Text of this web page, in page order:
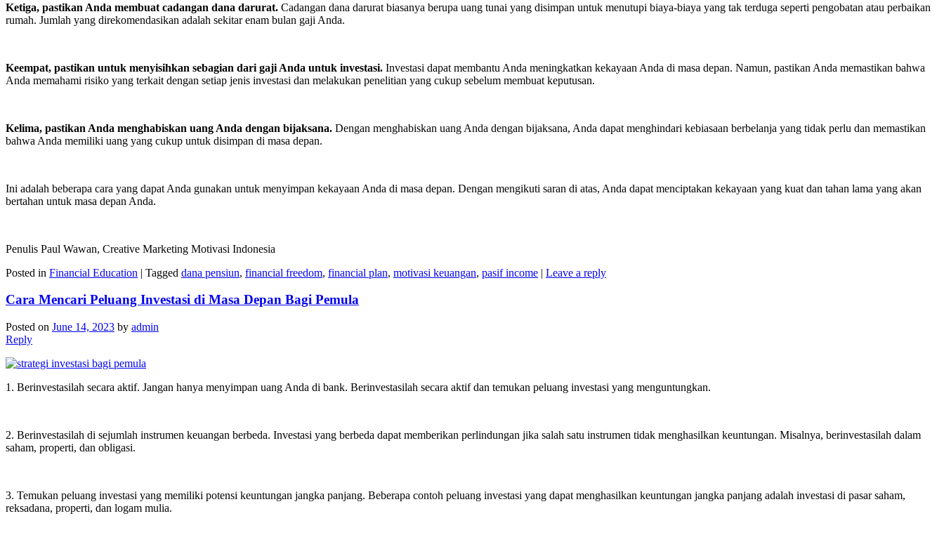
Ketiga, pastikan Anda membuat cadangan dana darurat. Cadangan dana darurat biasanya berupa uang tunai yang disimpan untuk menutupi biaya-biaya yang tak terduga seperti pengobatan atau perbaikan
rumah. Jumlah yang direkomendasikan adalah sekitar enam bulan gaji Anda.
Keempat, pastikan untuk menyisihkan sebagian dari gaji Anda untuk investasi. Investasi dapat membantu Anda meningkatkan kekayaan Anda di masa depan. Namun, pastikan Anda memastikan bahwa
Anda memahami risiko yang terkait dengan setiap jenis investasi dan melakukan penelitian yang cukup sebelum membuat keputusan.
Kelima, pastikan Anda menghabiskan uang Anda dengan bijaksana. Dengan menghabiskan uang Anda dengan bijaksana, Anda dapat menghindari kebiasaan berbelanja yang tidak perlu dan memastikan
bahwa Anda memiliki uang yang cukup untuk disimpan di masa depan.
Ini adalah beberapa cara yang dapat Anda gunakan untuk menyimpan kekayaan Anda di masa depan. Dengan mengikuti saran di atas, Anda dapat menciptakan kekayaan yang kuat dan tahan lama yang akan
bertahan untuk masa depan Anda.
Penulis Paul Wawan, Creative Marketing Motivasi Indonesia
Posted in Financial Education | Tagged dana pensiun, financial freedom, financial plan, motivasi keuangan, pasif income | Leave a reply
Cara Mencari Peluang Investasi di Masa Depan Bagi Pemula
Posted on June 14, 2023 by admin
Reply
1. Berinvestasilah secara aktif. Jangan hanya menyimpan uang Anda di bank. Berinvestasilah secara aktif dan temukan peluang investasi yang menguntungkan.
2. Berinvestasilah di sejumlah instrumen keuangan berbeda. Investasi yang berbeda dapat memberikan perlindungan jika salah satu instrumen tidak menghasilkan keuntungan. Misalnya, berinvestasilah dalam
saham, properti, dan obligasi.
3. Temukan peluang investasi yang memiliki potensi keuntungan jangka panjang. Beberapa contoh peluang investasi yang dapat menghasilkan keuntungan jangka panjang adalah investasi di pasar saham,
reksadana, properti, dan logam mulia.